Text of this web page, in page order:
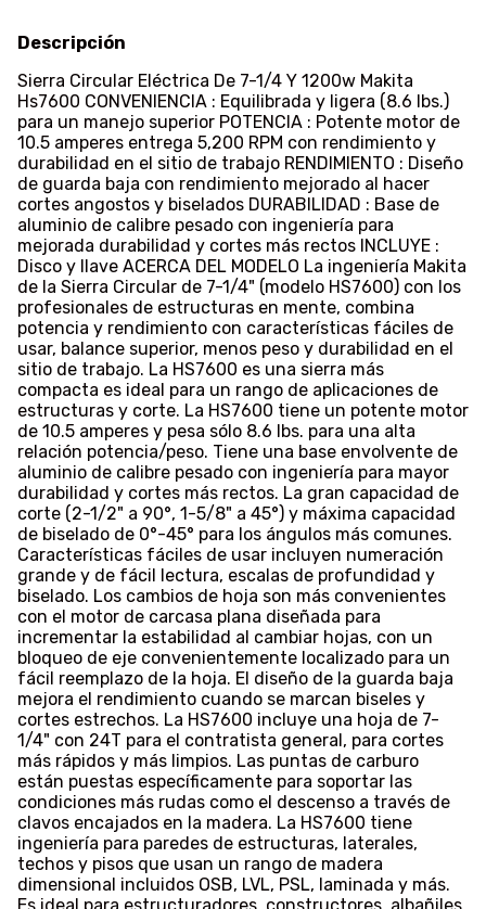
Descripción
Sierra Circular Eléctrica De 7-1/4 Y 1200w Makita
Hs7600 CONVENIENCIA : Equilibrada y ligera (8.6 lbs.)
para un manejo superior POTENCIA : Potente motor de
10.5 amperes entrega 5,200 RPM con rendimiento y
durabilidad en el sitio de trabajo RENDIMIENTO : Diseño
de guarda baja con rendimiento mejorado al hacer
cortes angostos y biselados DURABILIDAD : Base de
aluminio de calibre pesado con ingeniería para
mejorada durabilidad y cortes más rectos INCLUYE :
Disco y llave ACERCA DEL MODELO La ingeniería Makita
de la Sierra Circular de 7-1/4" (modelo HS7600) con los
profesionales de estructuras en mente, combina
potencia y rendimiento con características fáciles de
usar, balance superior, menos peso y durabilidad en el
sitio de trabajo. La HS7600 es una sierra más
compacta es ideal para un rango de aplicaciones de
estructuras y corte. La HS7600 tiene un potente motor
de 10.5 amperes y pesa sólo 8.6 lbs. para una alta
relación potencia/peso. Tiene una base envolvente de
aluminio de calibre pesado con ingeniería para mayor
durabilidad y cortes más rectos. La gran capacidad de
corte (2-1/2" a 90°, 1-5/8" a 45°) y máxima capacidad
de biselado de 0°-45° para los ángulos más comunes.
Características fáciles de usar incluyen numeración
grande y de fácil lectura, escalas de profundidad y
biselado. Los cambios de hoja son más convenientes
con el motor de carcasa plana diseñada para
incrementar la estabilidad al cambiar hojas, con un
bloqueo de eje convenientemente localizado para un
fácil reemplazo de la hoja. El diseño de la guarda baja
mejora el rendimiento cuando se marcan biseles y
cortes estrechos. La HS7600 incluye una hoja de 7-
1/4" con 24T para el contratista general, para cortes
más rápidos y más limpios. Las puntas de carburo
están puestas específicamente para soportar las
condiciones más rudas como el descenso a través de
clavos encajados en la madera. La HS7600 tiene
ingeniería para paredes de estructuras, laterales,
techos y pisos que usan un rango de madera
dimensional incluidos OSB, LVL, PSL, laminada y más.